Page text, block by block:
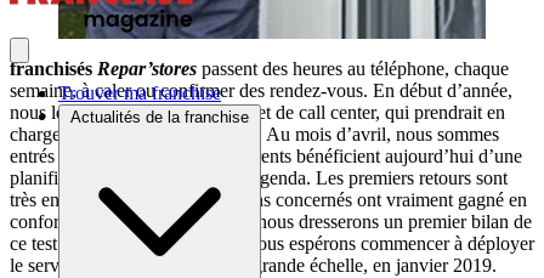
Trouver ma franchise
Actualités de la franchise
franchisés Repar’stores passent des heures au téléphone, chaque
semaine, à caler ou confirmer des rendez-vous. En début d’année,
nous leur avons présenté un projet de call center, qui prendrait en
charge cette partie de leur travail. Au mois d’avril, nous sommes
entrés en phase de test : 15 adhérents bénéficient aujourd’hui d’une
planification centralisée de leur agenda. Les premiers retours sont
très encourageants, les techniciens concernés ont vraiment gagné en
confort de travail. A la mi-juillet nous dresserons un premier bilan de
ce test avec nos
franchisés
. Et nous espérons commencer à déployer
le service dans le réseau, à plus grande échelle, en janvier 2019.